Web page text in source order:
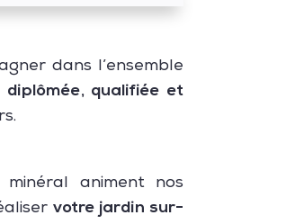
dans l’ensemble
diplômée, qualifiée et
animent nos
votre jardin sur-